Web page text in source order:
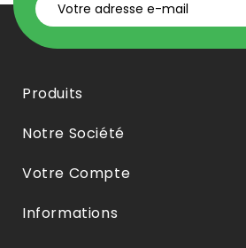
Produits
Notre Société
Votre Compte
Informations